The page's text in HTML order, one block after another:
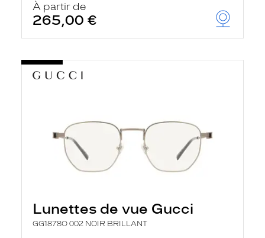
À partir de
265,00 €
Lunettes de vue Gucci
GG1878O 002 NOIR BRILLANT